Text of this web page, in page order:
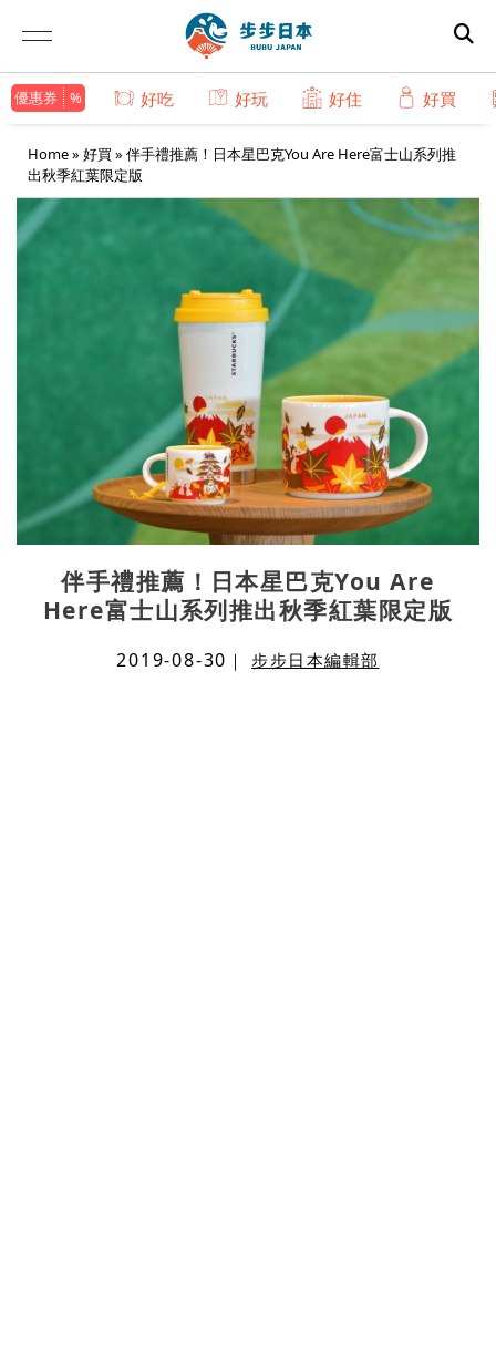
優惠券 好吃 好玩 好住 好買
Home» 好買 » 伴手禮推薦！日本星巴克You Are Here富士山系列推
出秋季紅葉限定版
伴手禮推薦！日本星巴克You Are
Here富士山系列推出秋季紅葉限定版
2019-08-30 ｜ 步步日本編輯部